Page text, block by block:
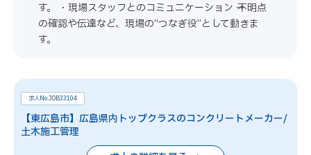
す。 ・現場スタッフとのコミュニケーション → 不明点
の確認や伝達など、現場の“つなぎ役”として動きま
す。
求人No.JOB33104
【東広島市】広島県内トップクラスのコンクリートメーカー/
土木施工管理